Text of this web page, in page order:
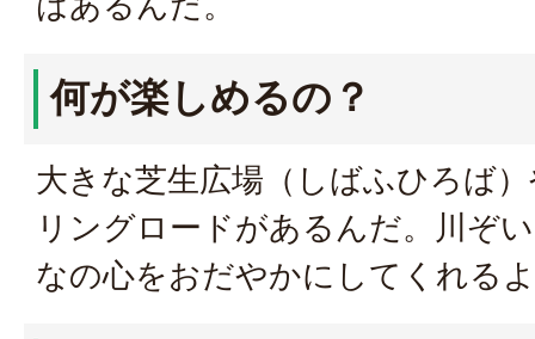
何が楽しめるの？
大きな芝生広場（しばふひろば
リングロードがあるんだ。川ぞ
なの心をおだやかにしてくれる